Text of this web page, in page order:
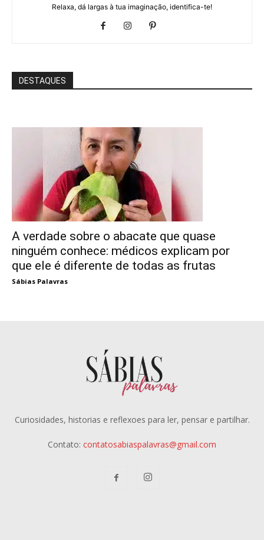
Relaxa, dá largas à tua imaginação, identifica-te!
DESTAQUES
A verdade sobre o abacate que quase
ninguém conhece: médicos explicam por
que ele é diferente de todas as frutas
Sábias Palavras
Curiosidades, historias e reflexoes para ler, pensar e partilhar.
Contato: contatosabiaspalavras@gmail.com